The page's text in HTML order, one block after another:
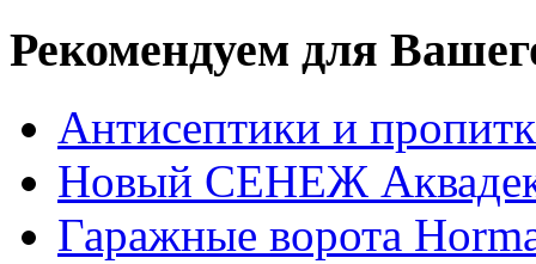
Рекомендуем для
Антисептики и
Новый СЕНЕЖ
Гаражные ворота